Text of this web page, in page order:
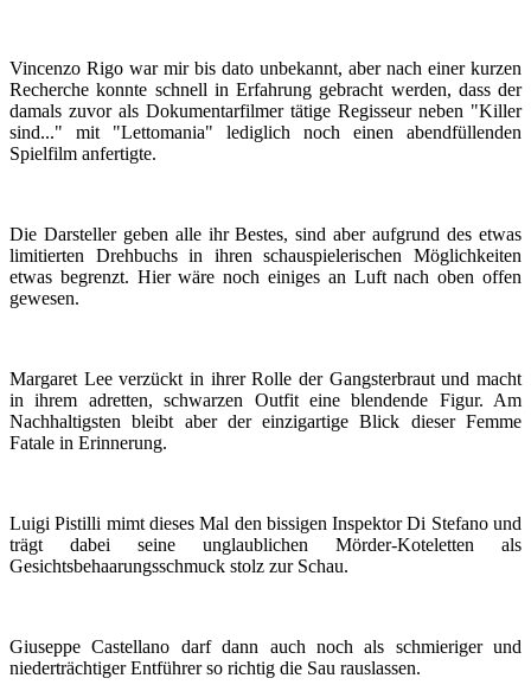
Vincenzo Rigo war mir bis dato unbekannt, aber nach einer kurzen
Recherche konnte schnell in Erfahrung gebracht werden, dass der
damals zuvor als Dokumentarfilmer tätige Regisseur neben "Killer
sind..." mit "Lettomania" lediglich noch einen abendfüllenden
Spielfilm anfertigte.
Die Darsteller geben alle ihr Bestes, sind aber aufgrund des etwas
limitierten Drehbuchs in ihren schauspielerischen Möglichkeiten
etwas begrenzt. Hier wäre noch einiges an Luft nach oben offen
gewesen.
Margaret Lee verzückt in ihrer Rolle der Gangsterbraut und macht
in ihrem adretten, schwarzen Outfit eine blendende Figur. Am
Nachhaltigsten bleibt aber der einzigartige Blick dieser Femme
Fatale in Erinnerung.
Luigi Pistilli mimt dieses Mal den bissigen Inspektor Di Stefano und
trägt dabei seine unglaublichen Mörder-Ko­te­let­ten als
Gesichtsbehaarungsschmuck stolz zur Schau.
Giuseppe Castellano darf dann auch noch als schmieriger und
niederträchtiger Entführer so richtig die Sau rauslassen.